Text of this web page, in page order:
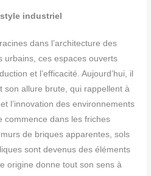
industriel
dans l’architecture des
urbains, ces espaces ouverts
et l’efficacité. Aujourd’hui, il
son allure brute, qui rappellent à
l’innovation des environnements
commence dans les friches
de briques apparentes, sols
sont devenus des éléments
origine donne tout son sens à